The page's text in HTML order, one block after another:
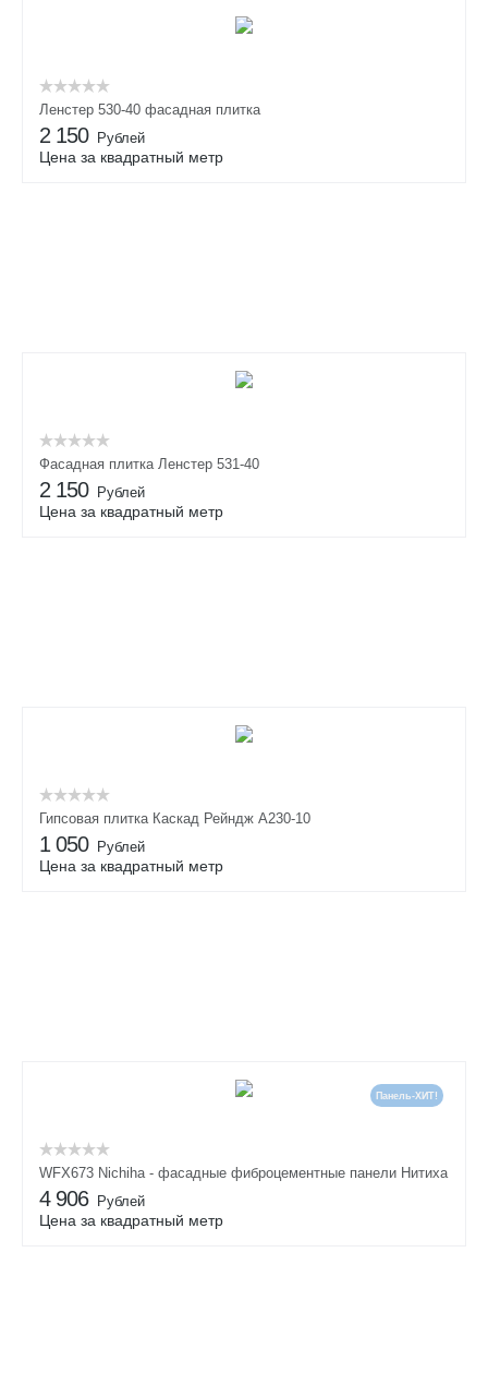
Ленстер 530-40 фасадная плитка
2 150 Рублей
Цена за квадратный метр
Фасадная плитка Ленстер 531-40
2 150 Рублей
Цена за квадратный метр
Гипсовая плитка Каскад Рейндж А230-10
1 050 Рублей
Цена за квадратный метр
Панель-ХИТ!
WFX673 Nichiha - фасадные фиброцементные панели Нитиха
4 906 Рублей
Цена за квадратный метр